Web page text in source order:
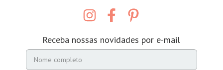
Receba nossas novidades por e-mail